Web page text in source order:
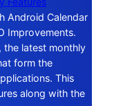
Android Calendar
Improvements.
the latest monthly
form the
This
along with the